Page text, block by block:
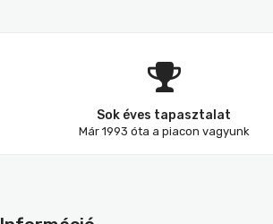
Sok éves tapasztalat
Már 1993 óta a piacon vagyunk